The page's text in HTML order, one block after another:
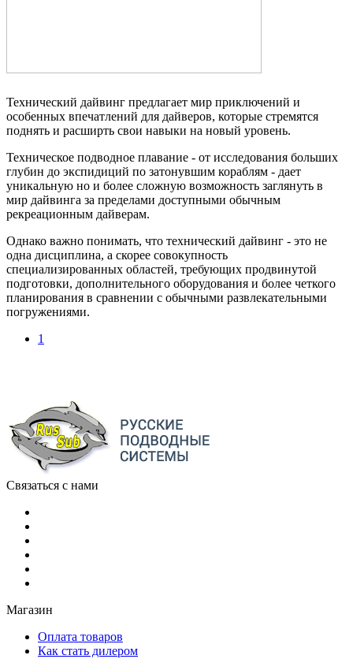
Технический дайвинг предлагает мир приключений и
особенных впечатлений для дайверов, которые стремятся
поднять и расширть свои навыки на новый уровень.
Техническое подводное плавание - от исследования больших
глубин до экспидиций по затонувшим кораблям - дает
уникальную но и более сложную возможность заглянуть в
мир дайвинга за пределами доступными обычным
рекреационным дайверам.
Однако важно понимать, что технический дайвинг - это не
одна дисциплина, а скорее совокупность
специализированных областей, требующих продвинутой
подготовки, дополнительного оборудования и более четкого
планирования в сравнении с обычными развлекательными
погружениями.
1
Связаться с нами
Магазин
Оплата товаров
Как стать дилером